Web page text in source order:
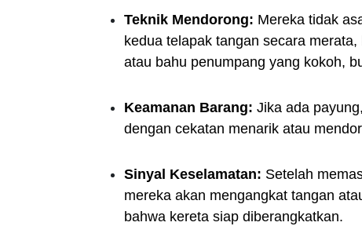
Teknik Mendorong: Mereka tidak
kedua telapak tangan secara
atau bahu penumpang yang kokoh,
Keamanan Barang: Jika ada
dengan cekatan menarik atau
Sinyal Keselamatan: Setelah
mereka akan mengangkat tangan
bahwa kereta siap diberangkatkan.